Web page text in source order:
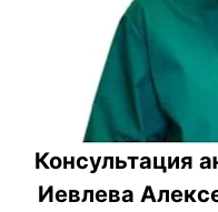
Консультация
Иевлева